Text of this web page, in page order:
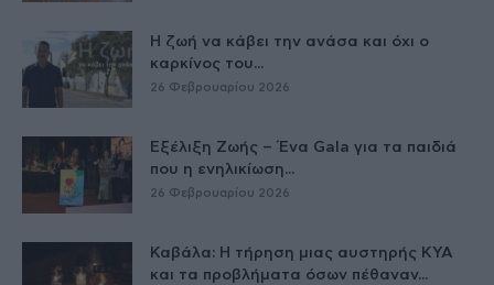
Η ζωή να κάβει την ανάσα και όχι ο
καρκίνος του...
26 Φεβρουαρίου 2026
Εξέλιξη Ζωής – Ένα Gala για τα παιδιά
που η ενηλικίωση...
26 Φεβρουαρίου 2026
Καβάλα: Η τήρηση μιας αυστηρής ΚΥΑ
και τα προβλήματα όσων πέθαναν...